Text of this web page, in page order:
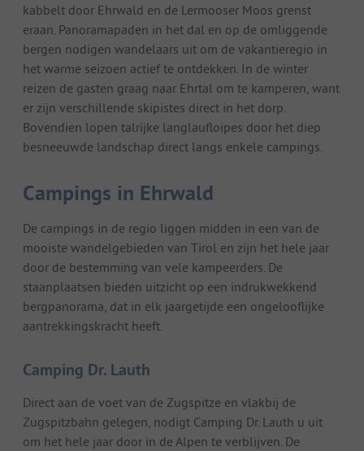
kabbelt door Ehrwald en de Lermooser Moos grenst
eraan. Panoramapaden in het dal en op de omliggende
bergen nodigen wandelaars uit om de vakantieregio in
het warme seizoen actief te ontdekken. In de winter
reizen de gasten graag naar Ehrtal om te kamperen, want
er zijn verschillende skipistes direct in het dorp.
Bovendien lopen talrijke langlaufloipes door het diep
besneeuwde landschap direct langs enkele campings.
Campings in Ehrwald
De campings in de regio liggen midden in een van de
mooiste wandelgebieden van Tirol en zijn het hele jaar
door de bestemming van vele kampeerders. De
staanplaatsen bieden uitzicht op een indrukwekkend
bergpanorama, dat in elk jaargetijde een ongelooflijke
aantrekkingskracht heeft.
Camping Dr. Lauth
Direct aan de voet van de Zugspitze en vlakbij de
Zugspitzbahn gelegen, nodigt Camping Dr. Lauth u uit
om het hele jaar door in de Alpen te verblijven. De